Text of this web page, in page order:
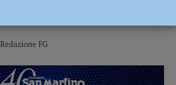
Redazione FG